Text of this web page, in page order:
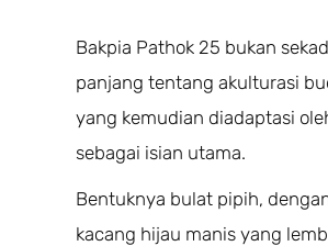
Bakpia Pathok 25 bukan
panjang tentang akulturasi
yang kemudian diadaptasi
sebagai isian utama.
Bentuknya bulat pipih,
kacang hijau manis yang